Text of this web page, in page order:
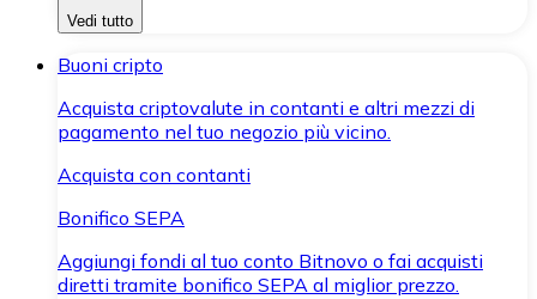
Vedi tutto
Buoni cripto
Acquista criptovalute in contanti e altri mezzi di
pagamento nel tuo negozio più vicino.
Acquista con contanti
Bonifico SEPA
Aggiungi fondi al tuo conto Bitnovo o fai acquisti
diretti tramite bonifico SEPA al miglior prezzo.